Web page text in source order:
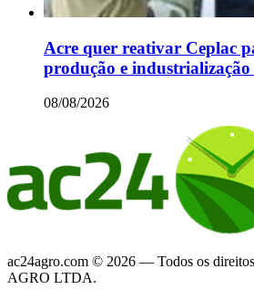
Acre quer reativar Ceplac
produção e industrialização
08/08/2026
ac24agro.com © 2026 — Todos os
AGRO LTDA.